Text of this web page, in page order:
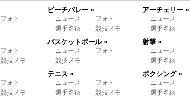
フォト
フォト
競技メモ
フォト
競技メモ
ビーチバレー »
ニュース
フォト
選手名鑑
競技メモ
バスケットボール »
ニュース
フォト
競技メモ
テニス »
ニュース
フォト
選手名鑑
競技メモ
アーチェリー »
ニュース
選手名鑑
射撃 »
ニュース
選手名鑑
ボクシング »
ニュース
選手名鑑